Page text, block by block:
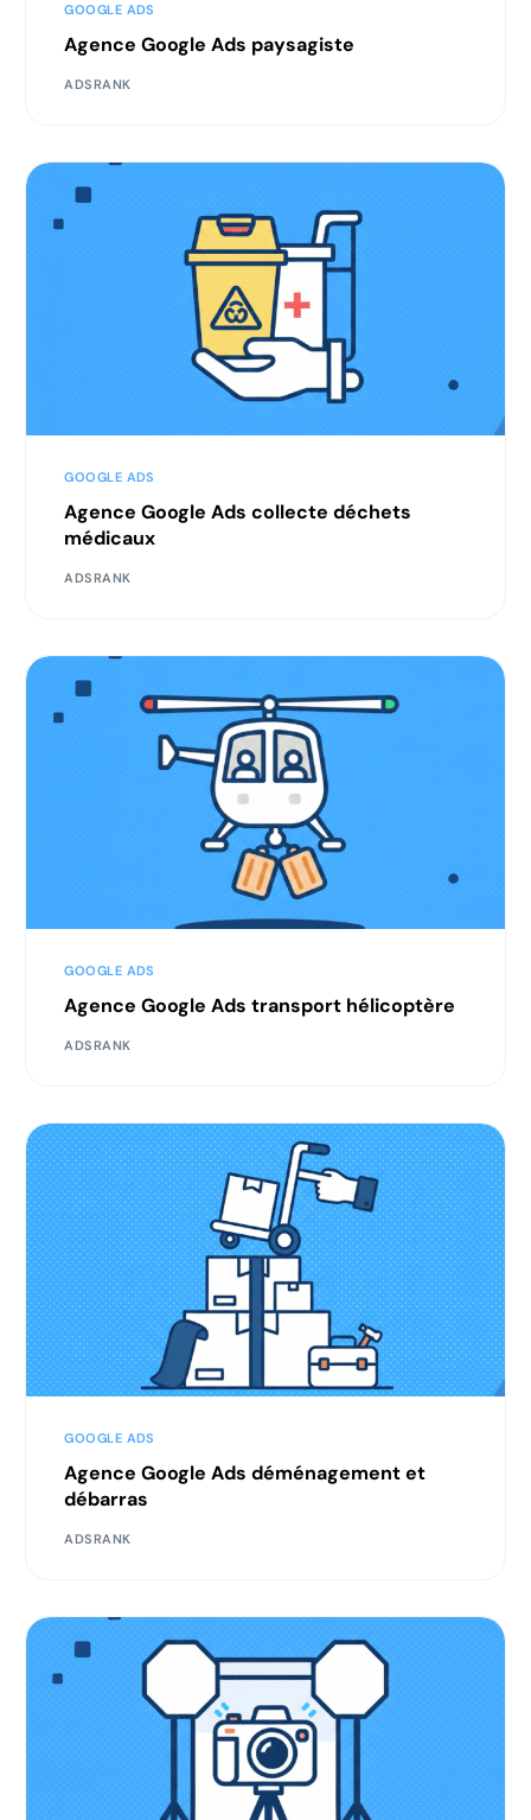
GOOGLE ADS
Agence Google Ads paysagiste
ADSRANK
GOOGLE ADS
Agence Google Ads collecte déchets
médicaux
ADSRANK
GOOGLE ADS
Agence Google Ads transport hélicoptère
ADSRANK
GOOGLE ADS
Agence Google Ads déménagement et
débarras
ADSRANK